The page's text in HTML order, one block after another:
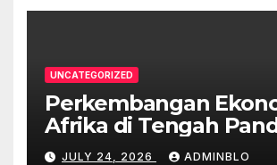
UNCATEGORIZED
Perkembangan
Afrika di Tengah
COVID-19
JULY 24, 2026 ADMINBLO